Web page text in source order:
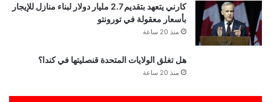
كارني يتعهد بتقديم 2.7 مليار دولار لبناء منازل للإيجار
بأسعار معقولة في تورونتو
منذ 20 ساعة
هل تغلق الولايات المتحدة قنصليتها في كندا؟
منذ 20 ساعة